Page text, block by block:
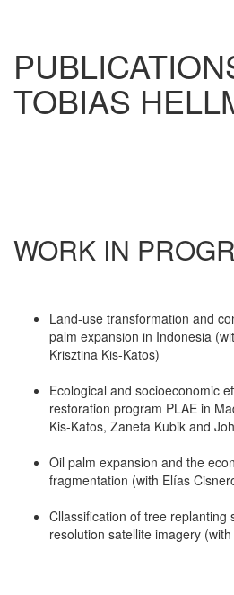
TOBIAS
WORK IN
Land-use transformation and
palm expansion in Indonesia
Krisztina Kis-Katos)
Ecological and socioeconomic
restoration program PLAE in
Kis-Katos, Zaneta Kubik and
Oil palm expansion and the
fragmentation (with Elías
Cllassification of tree replanting
resolution satellite imagery